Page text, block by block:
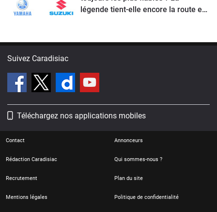
légende tient-elle encore la route en
Suivez Caradisiac
Téléchargez nos applications mobiles
Contact Annonceurs
Rédaction Caradisiac Qui sommes-nous ?
Recrutement Plan du site
Mentions légales Politique de confidentialité